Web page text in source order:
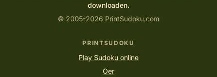
downloaden.
© 2005-2026 PrintSudoku.com
PRINTSUDOKU
Play Sudoku online
Oer